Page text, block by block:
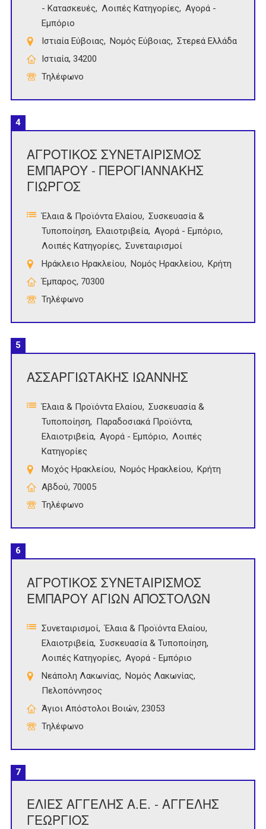
- Κατασκευές
Λοιπές Κατηγορίες
Αγορά -
Εμπόριο
Ιστιαία Εύβοιας
Νομός Εύβοιας
Στερεά Ελλάδα
Ιστιαία, 34200
Τηλέφωνο
4
ΑΓΡΟΤΙΚΟΣ ΣΥΝΕΤΑΙΡΙΣΜΟΣ
ΕΜΠΑΡΟΥ - ΠΕΡΟΓΙΑΝΝΑΚΗΣ
ΓΙΩΡΓΟΣ
Έλαια & Προϊόντα Ελαίου
Συσκευασία &
Τυποποίηση
Ελαιοτριβεία Αγορά - Εμπόριο
Λοιπές Κατηγορίες
Συνεταιρισμοί
Ηράκλειο Ηρακλείου
Νομός Ηρακλείου
Κρήτη
Έμπαρος, 70300
Τηλέφωνο
5
ΑΣΣΑΡΓΙΩΤΑΚΗΣ ΙΩΑΝΝΗΣ
Έλαια & Προϊόντα Ελαίου
Συσκευασία &
Τυποποίηση
Παραδοσιακά Προϊόντα
Ελαιοτριβεία Αγορά - Εμπόριο
Λοιπές
Κατηγορίες
Μοχός Ηρακλείου
Νομός Ηρακλείου
Κρήτη
Αβδού, 70005
Τηλέφωνο
6
ΑΓΡΟΤΙΚΟΣ ΣΥΝΕΤΑΙΡΙΣΜΟΣ
ΕΜΠΑΡΟΥ ΑΓΙΩΝ ΑΠΟΣΤΟΛΩΝ
Συνεταιρισμοί Έλαια & Προϊόντα Ελαίου
Ελαιοτριβεία Συσκευασία & Τυποποίηση
Λοιπές Κατηγορίες
Αγορά - Εμπόριο
Νεάπολη Λακωνίας
Νομός Λακωνίας
Πελοπόννησος
Άγιοι Απόστολοι Βοιών, 23053
Τηλέφωνο
7
ΕΛΙΕΣ ΑΓΓΕΛΗΣ Α.Ε. - ΑΓΓΕΛΗΣ
ΓΕΩΡΓΙΟΣ